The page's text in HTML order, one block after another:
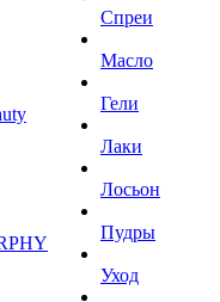
Спреи
Масло
Гели
Лаки
Лосьон
Пудры
Уход